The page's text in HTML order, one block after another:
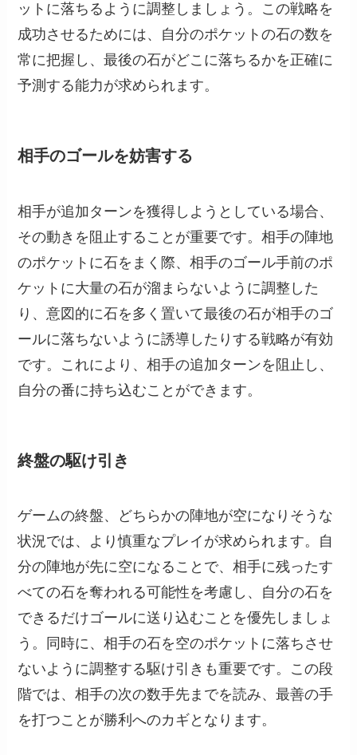
ットに落ちるように調整しましょう。この戦略を
成功させるためには、自分のポケットの石の数を
常に把握し、最後の石がどこに落ちるかを正確に
予測する能力が求められます。
相手のゴールを妨害する
相手が追加ターンを獲得しようとしている場合、
その動きを阻止することが重要です。相手の陣地
のポケットに石をまく際、相手のゴール手前のポ
ケットに大量の石が溜まらないように調整した
り、意図的に石を多く置いて最後の石が相手のゴ
ールに落ちないように誘導したりする戦略が有効
です。これにより、相手の追加ターンを阻止し、
自分の番に持ち込むことができます。
終盤の駆け引き
ゲームの終盤、どちらかの陣地が空になりそうな
状況では、より慎重なプレイが求められます。自
分の陣地が先に空になることで、相手に残ったす
べての石を奪われる可能性を考慮し、自分の石を
できるだけゴールに送り込むことを優先しましょ
う。同時に、相手の石を空のポケットに落ちさせ
ないように調整する駆け引きも重要です。この段
階では、相手の次の数手先までを読み、最善の手
を打つことが勝利へのカギとなります。